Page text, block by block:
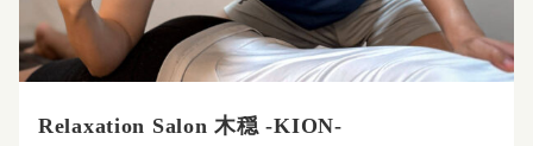
Relaxation Salon 木穏 -KION-